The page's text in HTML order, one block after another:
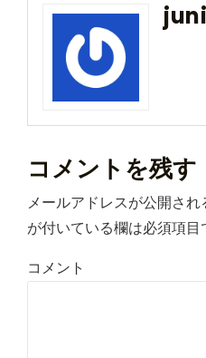
コメントを残す
メールアドレスが公開され
が付いている欄は必須項目
コメント